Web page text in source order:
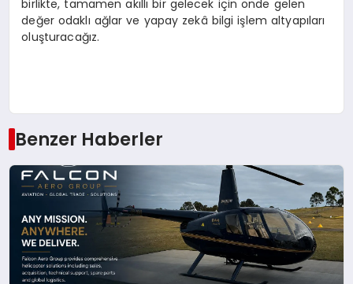
birlikte, tamamen akıllı bir gelecek için önde gelen
değer odaklı ağlar ve yapay zekâ bilgi işlem altyapıları
oluşturacağız.
Benzer Haberler